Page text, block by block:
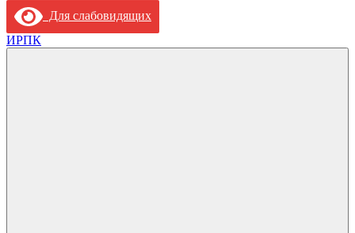
Для слабовидящих
ИРПК